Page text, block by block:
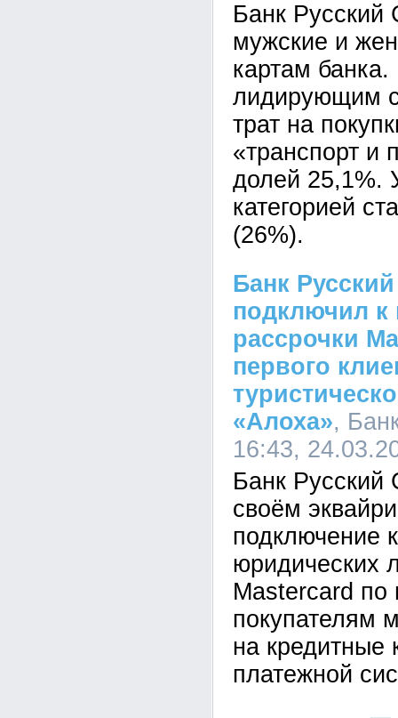
Банк Русский
мужские и
картам банка.
лидирующим
трат на
«транспорт и
долей 25,1%.
категорией
(26%).
Банк
подключил
рассрочки
первого
«Алоха»,
16:43,
Банк Русский
своём
подключение
юридических
Mastercard по
покупателям
на кредитные
платежной